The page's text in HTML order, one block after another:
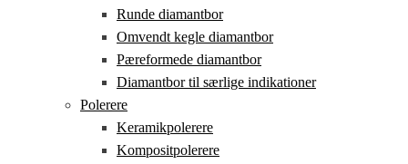
Runde diamantbor
Omvendt kegle diamantbor
Pæreformede diamantbor
Diamantbor til særlige indikationer
Polerere
Keramikpolerere
Kompositpolerere